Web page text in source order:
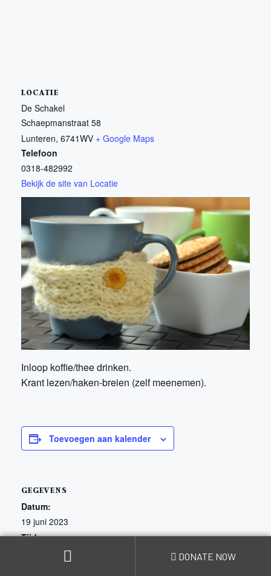
LOCATIE
De Schakel
Schaepmanstraat 58
Lunteren, 6741WV + Google Maps
Telefoon
0318-482992
Bekijk de site van Locatie
Inloop koffie/thee drinken.
Krant lezen/haken-breien (zelf meenemen).
Toevoegen aan kalender
GEGEVENS
Datum:
19 juni 2023
Tijd:
08:00 - 12:00
DONATE NOW